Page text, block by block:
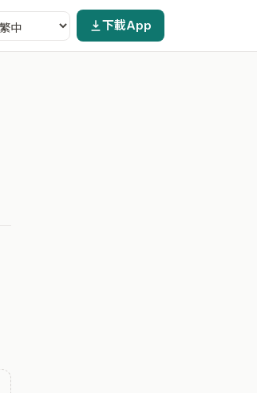
下載App